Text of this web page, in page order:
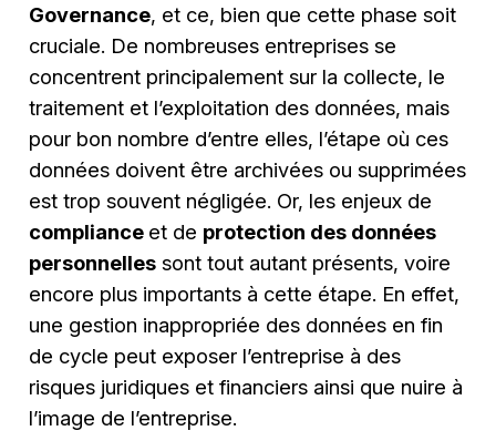
Governance, et ce, bien que cette phase soit
cruciale. De nombreuses entreprises se
concentrent principalement sur la collecte, le
traitement et l’exploitation des données, mais
pour bon nombre d’entre elles, l’étape où ces
données doivent être archivées ou supprimées
est trop souvent négligée. Or, les enjeux de
compliance et de protection des données
personnelles sont tout autant présents, voire
encore plus importants à cette étape. En effet,
une gestion inappropriée des données en fin
de cycle peut exposer l’entreprise à des
risques juridiques et financiers ainsi que nuire à
l’image de l’entreprise.